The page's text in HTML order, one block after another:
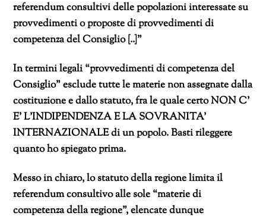
referendum consultivi delle popolazioni interessate su
provvedimenti o proposte di provvedimenti di
competenza del Consiglio [..]”
In termini legali “provvedimenti di competenza del
Consiglio” esclude tutte le materie non assegnate dalla
costituzione e dallo statuto, fra le quale certo NON C’
E’ L’INDIPENDENZA E LA SOVRANITA’
INTERNAZIONALE di un popolo. Basti rileggere
quanto ho spiegato prima.
Messo in chiaro, lo statuto della regione limita il
referendum consultivo alle sole “materie di
competenza della regione”, elencate dunque